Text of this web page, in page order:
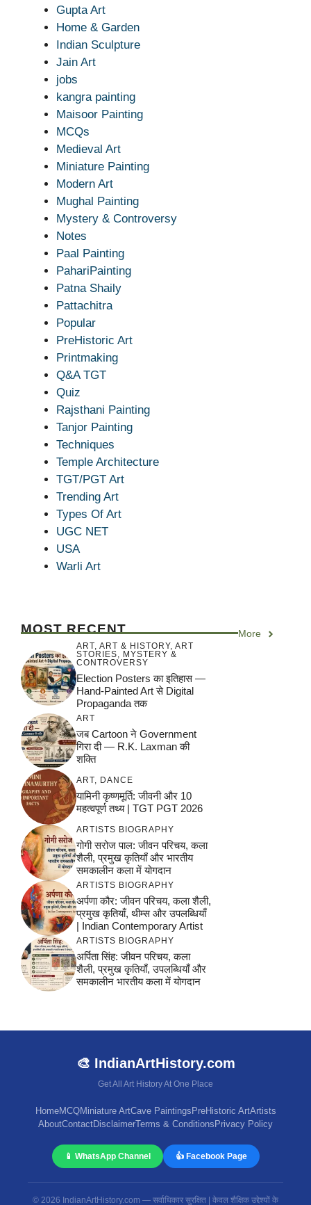
Gupta Art
Home & Garden
Indian Sculpture
Jain Art
jobs
kangra painting
Maisoor Painting
MCQs
Medieval Art
Miniature Painting
Modern Art
Mughal Painting
Mystery & Controversy
Notes
Paal Painting
PahariPainting
Patna Shaily
Pattachitra
Popular
PreHistoric Art
Printmaking
Q&A TGT
Quiz
Rajsthani Painting
Tanjor Painting
Techniques
Temple Architecture
TGT/PGT Art
Trending Art
Types Of Art
UGC NET
USA
Warli Art
MOST RECENT More
ART, ART & HISTORY, ART
STORIES, MYSTERY &
CONTROVERSY
Election Posters का इतिहास —
Hand-Painted Art से Digital
Propaganda तक
ART
जब Cartoon ने Government
गिरा दी — R.K. Laxman की
शक्ति
ART DANCE
यामिनी कृष्णमूर्ति: जीवनी और 10
महत्वपूर्ण तथ्य | TGT PGT 2026
ARTISTS BIOGRAPHY
गोगी सरोज पाल: जीवन परिचय, कला
शैली, प्रमुख कृतियाँ और भारतीय
समकालीन कला में योगदान
ARTISTS BIOGRAPHY
अर्पणा कौर: जीवन परिचय, कला शैली,
प्रमुख कृतियाँ, थीम्स और उपलब्धियाँ
| Indian Contemporary Artist
ARTISTS BIOGRAPHY
अर्पिता सिंह: जीवन परिचय, कला
शैली, प्रमुख कृतियाँ, उपलब्धियाँ और
समकालीन भारतीय कला में योगदान
🎨 IndianArtHistory.com
Get All Art History At One Place
HomeMCQMiniature ArtCave PaintingsPreHistoric ArtArtists
AboutContactDisclaimerTerms & ConditionsPrivacy Policy
📱 WhatsApp Channel 👍 Facebook Page
© 2026 IndianArtHistory.com — सर्वाधिकार सुरक्षित | केवल शैक्षिक उद्देश्यों के